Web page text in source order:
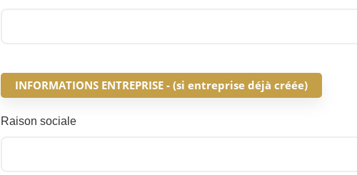
INFORMATIONS ENTREPRISE - (si entreprise déjà créée)
Raison sociale